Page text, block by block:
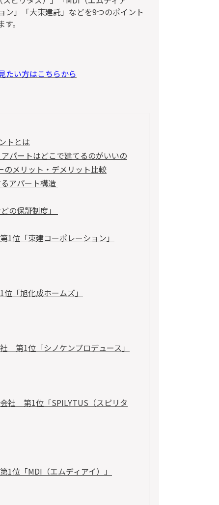
ン」「大東建託」などを9つのポイント
。
たい方はこちらから
トとは
パートはどこで建てるのがいいの
のメリット・デメリット比較
アパート構造
の保証制度」
位「東建コーポレーション」
「旭化成ホームズ」
第1位「シノケンプロデュース」
社 第1位「SPILYTUS（スピリタ
位「MDI（エムディアイ）」